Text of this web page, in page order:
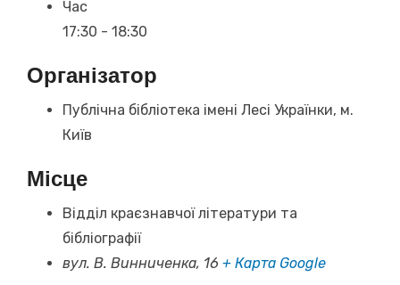
Час
17:30 - 18:30
Організатор
Публічна бібліотека імені Лесі Українки, м.
Київ
Місце
Відділ краєзнавчої літератури та
бібліографії
вул. В. Винниченка, 16 + Карта Google